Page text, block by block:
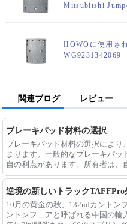
Mitsubitshi
HOWOに使用さ
WG9231342069
関連ブログ レビュー
ブレーキパッド材料の選択
ブレーキパッド材料の選択によ
まります。一般的なブレーキパ
自の利点があります。所有者は、
1。セラミックブレーキパッド。
逆境の新しいトラック
10月の黄金の秋、132ndカントン
ントンフェアと呼ばれる中国の